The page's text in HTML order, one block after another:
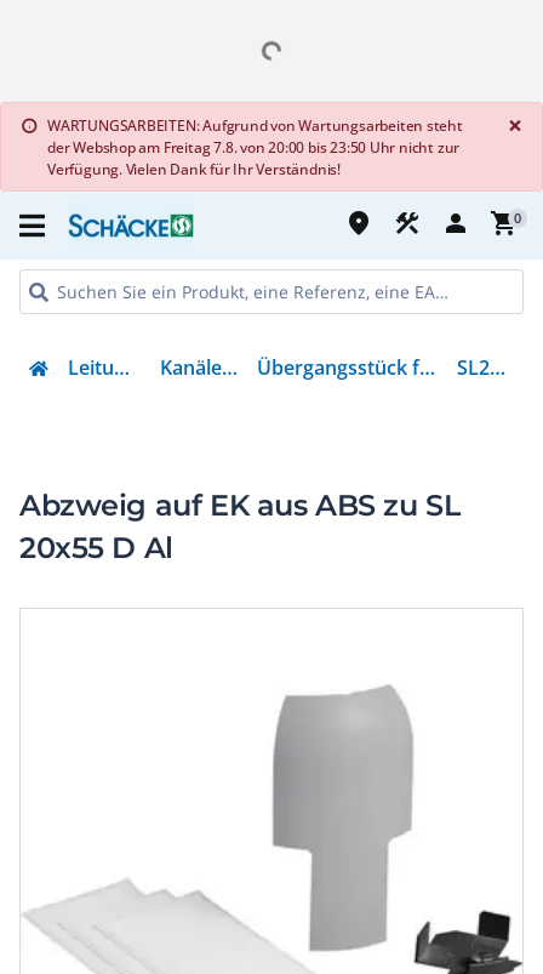
info WARTUNGSARBEITEN: Aufgrund von Wartungsarbeiten steht
der Webshop am Freitag 7.8. von 20:00 bis 23:50 Uhr nicht zur
Verfügung. Vielen Dank für Ihr Verständnis!
×
place construction person shopping_cart0
Leitungsführung Kanäle & Zubehör Übergangsstück für Sockelleistenkanal SL2005581D1
Abzweig auf EK aus ABS zu SL
20x55 D Al